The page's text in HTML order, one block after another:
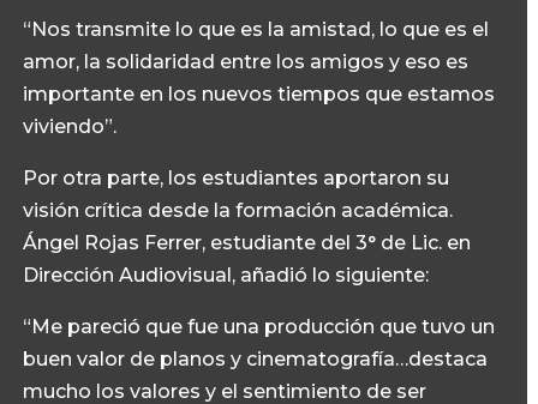
“Nos transmite lo que es la amistad, lo que es el
amor, la solidaridad entre los amigos y eso es
importante en los nuevos tiempos que estamos
viviendo”.
Por otra parte, los estudiantes aportaron su
visión crítica desde la formación académica.
Ángel Rojas Ferrer, estudiante del 3° de Lic. en
Dirección Audiovisual, añadió lo siguiente:
“Me pareció que fue una producción que tuvo un
buen valor de planos y cinematografía…destaca
mucho los valores y el sentimiento de ser